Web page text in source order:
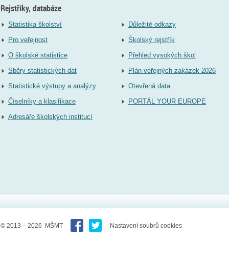
Rejstříky, databáze
Statistika školství
Pro veřejnost
O školské statistice
Sběry statistických dat
Statistické výstupy a analýzy
Číselníky a klasifikace
Adresáře školských institucí
Důležité odkazy
Školský rejstřík
Přehled vysokých škol
Plán veřejných zakázek 2026
Otevřená data
PORTÁL YOUR EUROPE
© 2013 – 2026 MŠMT Nastavení soubrů cookies